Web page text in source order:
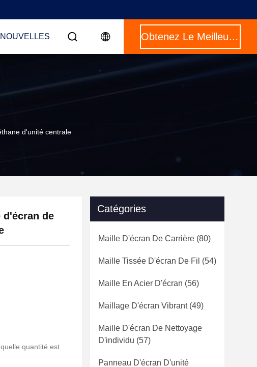
NOUVELLES Obtenez Le Meilleur Prix
d'unité centrale
de
quantité est
Catégories
Maille D'écran De Carrière (80)
Maille Tissée D'écran De Fil (54)
Maille En Acier D'écran (56)
Maillage D'écran Vibrant(49)
Maille D'écran De Nettoyage
D'individu (57)
Panneau D'écran D'unité